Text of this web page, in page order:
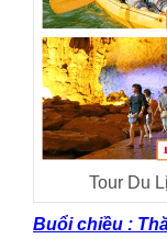
Tour Du
Buổi chiều :